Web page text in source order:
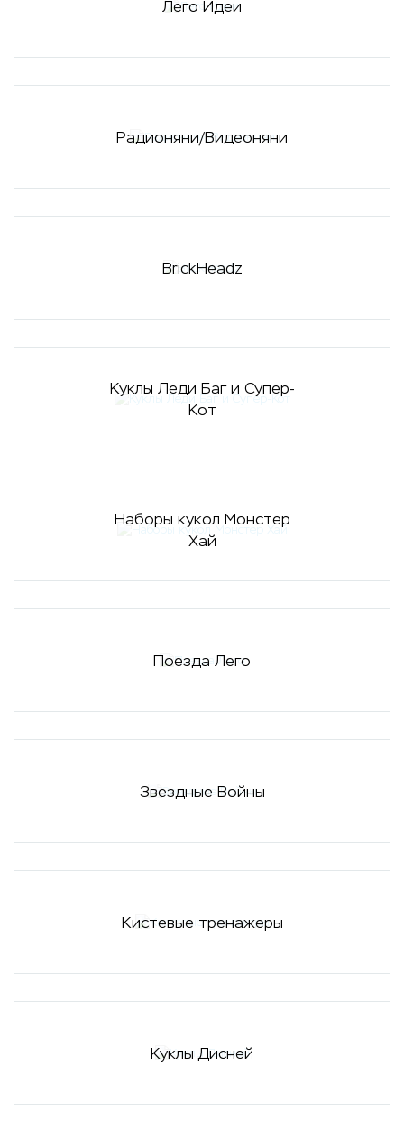
Лего Идеи
Радионяни/Видеоняни
BrickHeadz
Куклы Леди Баг и Супер-
Кот
Наборы кукол Монстер
Хай
Поезда Лего
Звездные Войны
Кистевые тренажеры
Куклы Дисней